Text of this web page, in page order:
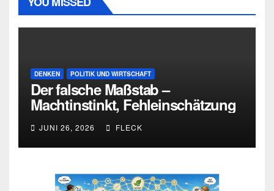
DENKEN POLITIK UND WIRTSCHAFT
Der falsche Maßstab –
Machtinstinkt, Fehleinschätzung
und die Grenzen intellektueller
Urteilskraft
JUNI 26, 2026 FLECK